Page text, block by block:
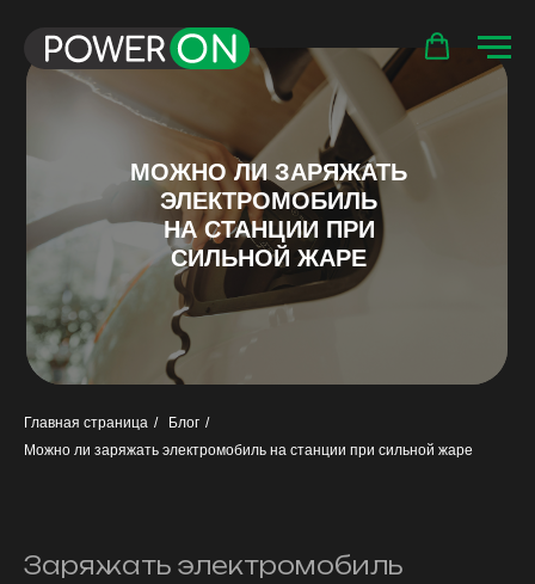
МОЖНО ЛИ ЗАРЯЖАТЬ
ЭЛЕКТРОМОБИЛЬ
НА СТАНЦИИ ПРИ
СИЛЬНОЙ ЖАРЕ
Главная страница / Блог /
Можно ли заряжать электромобиль на станции при сильной жаре
Заряжать электромобиль